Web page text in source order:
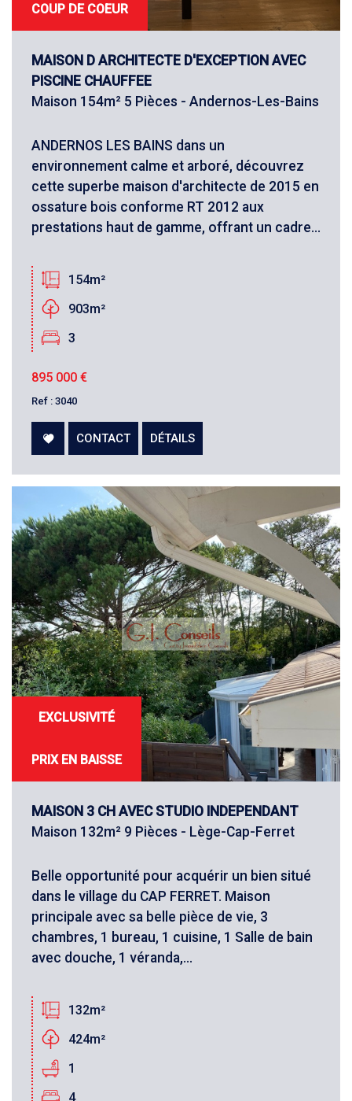
COUP DE COEUR
MAISON D ARCHITECTE D'EXCEPTION AVEC
PISCINE CHAUFFEE
Maison 154m² 5 Pièces - Andernos-Les-Bains
ANDERNOS LES BAINS dans un
environnement calme et arboré, découvrez
cette superbe maison d'architecte de 2015 en
ossature bois conforme RT 2012 aux
prestations haut de gamme, offrant un cadre...
154m²
903m²
3
895 000 €
Ref : 3040
CONTACT DÉTAILS
EXCLUSIVITÉ
PRIX EN BAISSE
MAISON 3 CH AVEC STUDIO INDEPENDANT
Maison 132m² 9 Pièces - Lège-Cap-Ferret
Belle opportunité pour acquérir un bien situé
dans le village du CAP FERRET. Maison
principale avec sa belle pièce de vie, 3
chambres, 1 bureau, 1 cuisine, 1 Salle de bain
avec douche, 1 véranda,...
132m²
424m²
1
4